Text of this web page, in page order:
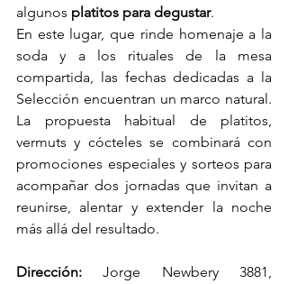
algunos platitos para degustar.
En este lugar, que rinde homenaje a la
soda y a los rituales de la mesa
compartida, las fechas dedicadas a la
Selección encuentran un marco natural.
La propuesta habitual de platitos,
vermuts y cócteles se combinará con
promociones especiales y sorteos para
acompañar dos jornadas que invitan a
reunirse, alentar y extender la noche
más allá del resultado.
Dirección: Jorge Newbery 3881,